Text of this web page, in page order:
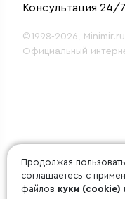
Консультация 24/7
©1998-2026, Minimir.ru
Официальный
Продолжая
соглашаетесь с
файлов куки (cookie)